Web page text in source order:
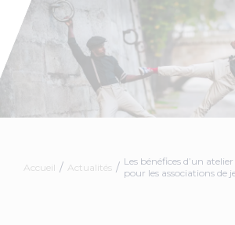
Accueil Actualités
Les bénéfices d’un
pour les associations de